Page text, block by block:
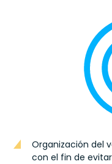
Organización del
con el fin de